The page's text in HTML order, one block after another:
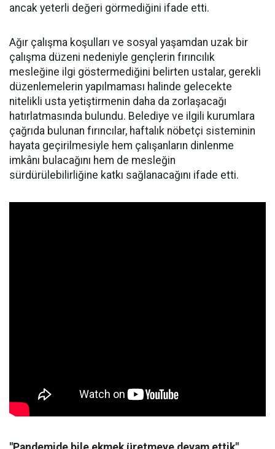
ancak yeterli değeri görmediğini ifade etti.
Ağır çalışma koşulları ve sosyal yaşamdan uzak bir
çalışma düzeni nedeniyle gençlerin fırıncılık
mesleğine ilgi göstermediğini belirten ustalar, gerekli
düzenlemelerin yapılmaması halinde gelecekte
nitelikli usta yetiştirmenin daha da zorlaşacağı
hatırlatmasında bulundu. Belediye ve ilgili kurumlara
çağrıda bulunan fırıncılar, haftalık nöbetçi sisteminin
hayata geçirilmesiyle hem çalışanların dinlenme
imkânı bulacağını hem de mesleğin
sürdürülebilirliğine katkı sağlanacağını ifade etti.